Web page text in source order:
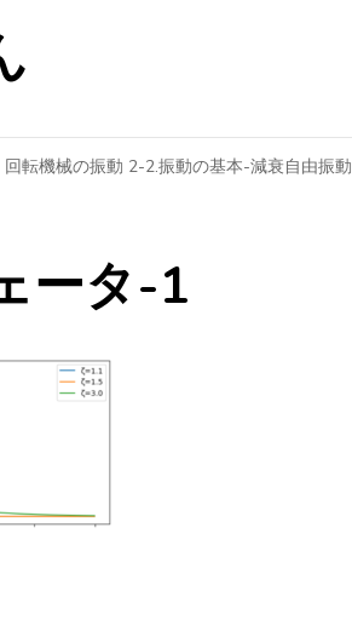
回転機械の振動 2-2.振動の基本-減衰自由振動
ータ-1